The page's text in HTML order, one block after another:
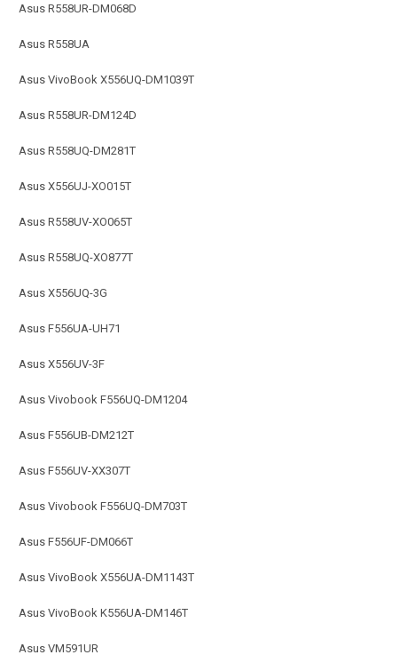
Asus R558UR-DM068D
Asus R558UA
Asus VivoBook X556UQ-DM1039T
Asus R558UR-DM124D
Asus R558UQ-DM281T
Asus X556UJ-XO015T
Asus R558UV-XO065T
Asus R558UQ-XO877T
Asus X556UQ-3G
Asus F556UA-UH71
Asus X556UV-3F
Asus Vivobook F556UQ-DM1204
Asus F556UB-DM212T
Asus F556UV-XX307T
Asus Vivobook F556UQ-DM703T
Asus F556UF-DM066T
Asus VivoBook X556UA-DM1143T
Asus VivoBook K556UA-DM146T
Asus VM591UR